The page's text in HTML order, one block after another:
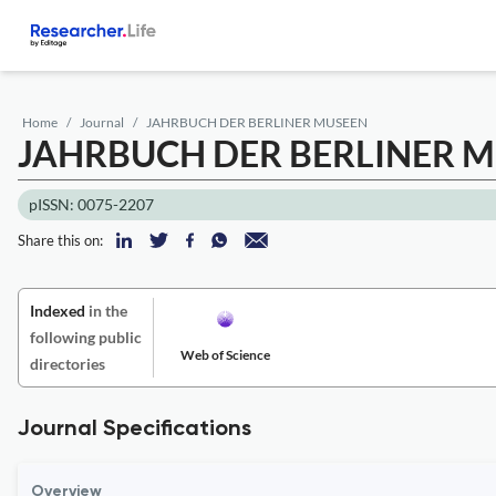
Home Journal JAHRBUCH DER BERLINER MUSEEN
JAHRBUCH DER BERLINER
pISSN: 0075-2207
Share this on:
Indexed in the
following public
directories
Web of Science
Journal Specifications
Overview